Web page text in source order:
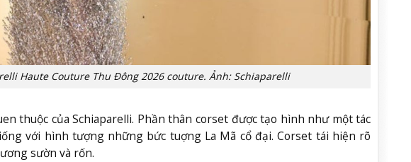
Haute Couture Thu Đông 2026 couture. Ảnh: Schiaparelli
thuộc của Schiaparelli. Phần thân corset được tạo hình như một tác
với hình tượng những bức tuợng La Mã cổ đại. Corset tái hiện rõ
sườn và rốn.